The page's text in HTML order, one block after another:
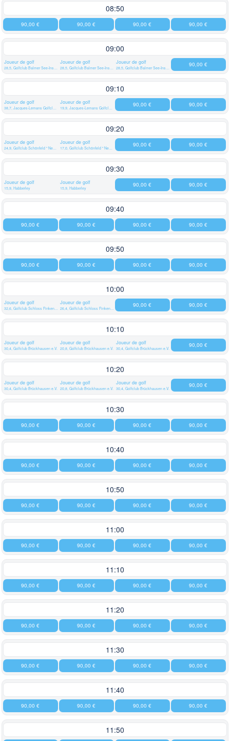
08:50
90,00 € 90,00 € 90,00 € 90,00 €
09:00
Joueur de golf
28,5, Golfclub Balmer See-Insel Usedom e.V.
Joueur de golf
28,5, Golfclub Balmer See-Insel Usedom e.V.
Joueur de golf
28,5, Golfclub Balmer See-Insel Usedom e.V. 90,00 €
09:10
Joueur de golf
38,7, Jacques-Lemans Golfclub St. Veit-Längsee
Joueur de golf
19,9, Jacques-Lemans Golfclub St. Veit-Längsee 90,00 € 90,00 €
09:20
Joueur de golf
24,9, Golfclub Schönfeld " Neun "
Joueur de golf
17,0, Golfclub Schönfeld " Neun " 90,00 € 90,00 €
09:30
Joueur de golf
15,9, Habberley
Joueur de golf
15,9, Habberley 90,00 € 90,00 €
09:40
90,00 € 90,00 € 90,00 € 90,00 €
09:50
90,00 € 90,00 € 90,00 € 90,00 €
10:00
Joueur de golf
32,6, Golfclub Schloss Finkenstein
Joueur de golf
26,4, Golfclub Schloss Finkenstein 90,00 € 90,00 €
10:10
Joueur de golf
30,4, Golfclub Brückhausen e.V.
Joueur de golf
20,8, Golfclub Brückhausen e.V.
Joueur de golf
30,4, Golfclub Brückhausen e.V. 90,00 €
10:20
Joueur de golf
30,4, Golfclub Brückhausen e.V.
Joueur de golf
20,8, Golfclub Brückhausen e.V.
Joueur de golf
30,4, Golfclub Brückhausen e.V. 90,00 €
10:30
90,00 € 90,00 € 90,00 € 90,00 €
10:40
90,00 € 90,00 € 90,00 € 90,00 €
10:50
90,00 € 90,00 € 90,00 € 90,00 €
11:00
90,00 € 90,00 € 90,00 € 90,00 €
11:10
90,00 € 90,00 € 90,00 € 90,00 €
11:20
90,00 € 90,00 € 90,00 € 90,00 €
11:30
90,00 € 90,00 € 90,00 € 90,00 €
11:40
90,00 € 90,00 € 90,00 € 90,00 €
11:50